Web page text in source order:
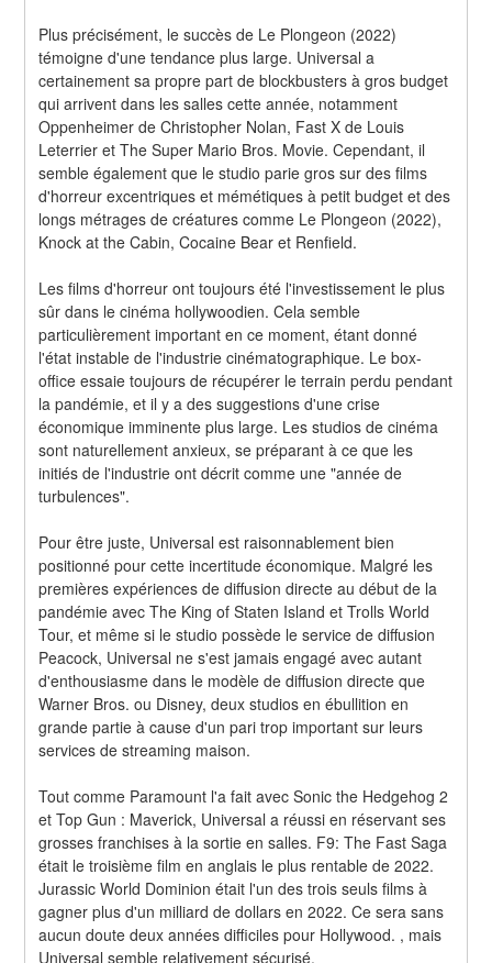
Plus précisément, le succès de Le Plongeon (2022)
témoigne d'une tendance plus large. Universal a
certainement sa propre part de blockbusters à gros budget
qui arrivent dans les salles cette année, notamment
Oppenheimer de Christopher Nolan, Fast X de Louis
Leterrier et The Super Mario Bros. Movie. Cependant, il
semble également que le studio parie gros sur des films
d'horreur excentriques et mémétiques à petit budget et des
longs métrages de créatures comme Le Plongeon (2022),
Knock at the Cabin, Cocaine Bear et Renfield.
Les films d'horreur ont toujours été l'investissement le plus
sûr dans le cinéma hollywoodien. Cela semble
particulièrement important en ce moment, étant donné
l'état instable de l'industrie cinématographique. Le box-
office essaie toujours de récupérer le terrain perdu pendant
la pandémie, et il y a des suggestions d'une crise
économique imminente plus large. Les studios de cinéma
sont naturellement anxieux, se préparant à ce que les
initiés de l'industrie ont décrit comme une "année de
turbulences".
Pour être juste, Universal est raisonnablement bien
positionné pour cette incertitude économique. Malgré les
premières expériences de diffusion directe au début de la
pandémie avec The King of Staten Island et Trolls World
Tour, et même si le studio possède le service de diffusion
Peacock, Universal ne s'est jamais engagé avec autant
d'enthousiasme dans le modèle de diffusion directe que
Warner Bros. ou Disney, deux studios en ébullition en
grande partie à cause d'un pari trop important sur leurs
services de streaming maison.
Tout comme Paramount l'a fait avec Sonic the Hedgehog 2
et Top Gun : Maverick, Universal a réussi en réservant ses
grosses franchises à la sortie en salles. F9: The Fast Saga
était le troisième film en anglais le plus rentable de 2022.
Jurassic World Dominion était l'un des trois seuls films à
gagner plus d'un milliard de dollars en 2022. Ce sera sans
aucun doute deux années difficiles pour Hollywood. , mais
Universal semble relativement sécurisé.